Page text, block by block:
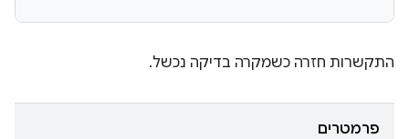
התקשרות חזרה כשמקרה בדיקה נכשל.
פרמטרים